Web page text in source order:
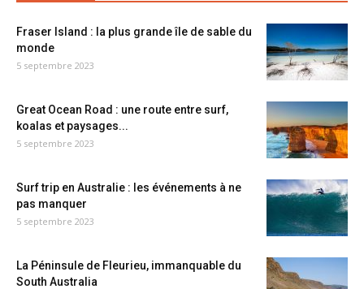
Fraser Island : la plus grande île de sable du
monde
5 septembre 2023
Great Ocean Road : une route entre surf,
koalas et paysages...
5 septembre 2023
Surf trip en Australie : les événements à ne
pas manquer
5 septembre 2023
La Péninsule de Fleurieu, immanquable du
South Australia